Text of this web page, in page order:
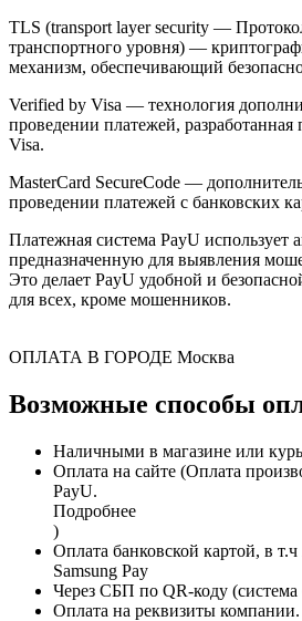
TLS (transport layer security —
транспортного уровня) —
механизм, обеспечивающий
Verified by Visa — технология
проведении платежей,
Visa.
MasterCard SecureCode —
проведении платежей с банковских
Платежная система PayU использует
предназначенную для выявления
Это делает PayU удобной и
для всех, кроме мошенников.
ОПЛАТА В ГОРОДЕ Москва
Возможные способы
Наличными в магазине или
Оплата на сайте (Оплата
PayU.
Подробнее
)
Оплата банковской картой, в
Samsung Pay
Через СБП по QR-коду
Оплата на реквизиты компании.